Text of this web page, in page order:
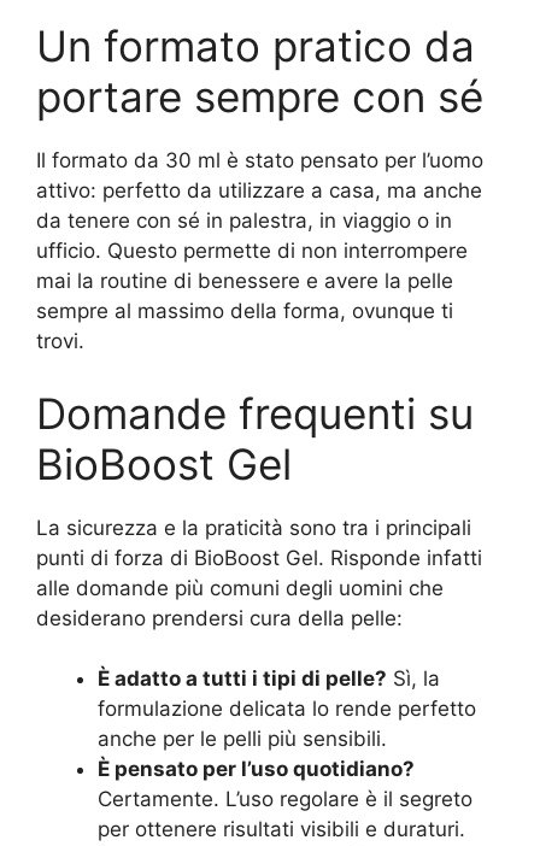
Un formato pratico da
portare sempre con sé
Il formato da 30 ml è stato pensato per l’uomo
attivo: perfetto da utilizzare a casa, ma anche
da tenere con sé in palestra, in viaggio o in
ufficio. Questo permette di non interrompere
mai la routine di benessere e avere la pelle
sempre al massimo della forma, ovunque ti
trovi.
Domande frequenti su
BioBoost Gel
La sicurezza e la praticità sono tra i principali
punti di forza di BioBoost Gel. Risponde infatti
alle domande più comuni degli uomini che
desiderano prendersi cura della pelle:
È adatto a tutti i tipi di pelle? Sì, la
formulazione delicata lo rende perfetto
anche per le pelli più sensibili.
È pensato per l’uso quotidiano?
Certamente. L’uso regolare è il segreto
per ottenere risultati visibili e duraturi.